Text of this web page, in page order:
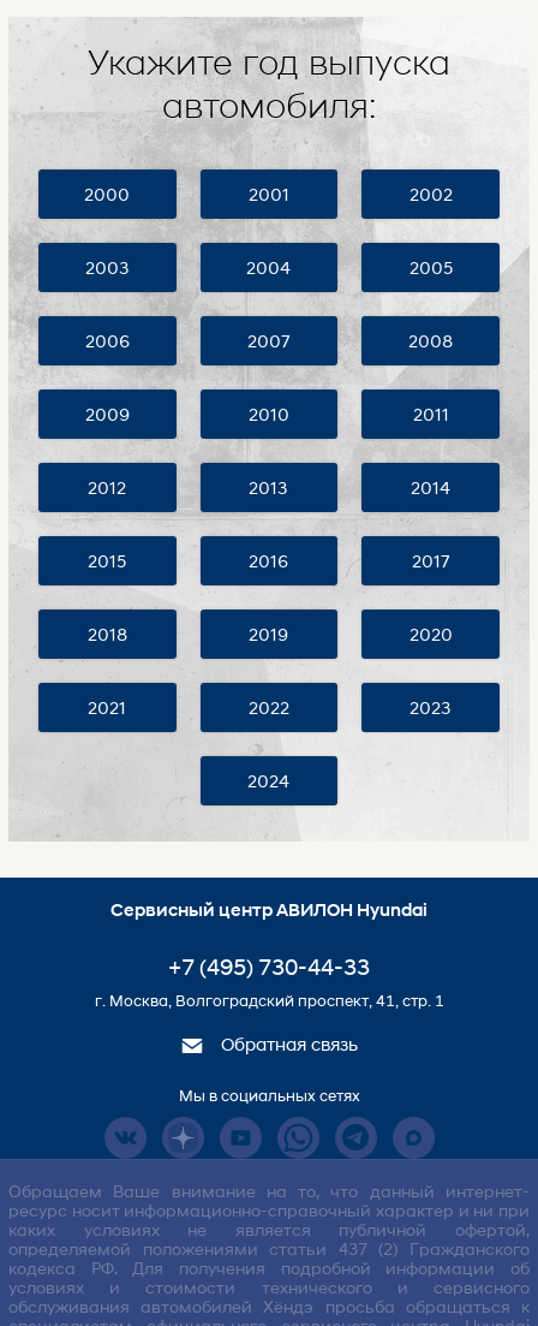
Укажите год выпуска
автомобиля:
2000 2001 2002
2003 2004 2005
2006 2007 2008
2009 2010 2011
2012 2013 2014
2015 2016 2017
2018 2019 2020
2021 2022 2023
2024
Сервисный центр АВИЛОН Hyundai
+7 (495) 730-44-33
г. Москва, Волгоградский проспект, 41, стр. 1
Обратная связь
Мы в социальных сетях
Обращаем Ваше внимание на то, что данный интернет-
ресурс носит информационно-справочный характер и ни при
каких условиях не является публичной офертой,
определяемой положениями статьи 437 (2) Гражданского
кодекса РФ. Для получения подробной информации об
условиях и стоимости технического и сервисного
обслуживания автомобилей Хёндэ просьба обращаться к